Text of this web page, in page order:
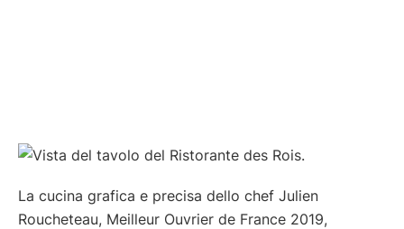
La cucina grafica e precisa dello chef Julien
Roucheteau, Meilleur Ouvrier de France 2019,